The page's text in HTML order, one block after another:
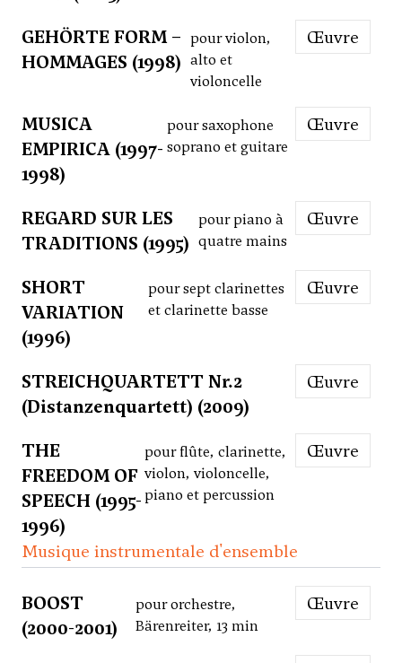
GEHÖRTE FORM –
HOMMAGES (1998)
pour violon,
alto et
violoncelle
Œuvre
MUSICA
EMPIRICA (1997-
1998)
pour saxophone
soprano et guitare
Œuvre
REGARD SUR LES
TRADITIONS (1995)
pour piano à
quatre mains
Œuvre
SHORT
VARIATION
(1996)
pour sept clarinettes
et clarinette basse
Œuvre
STREICHQUARTETT Nr.2
(Distanzenquartett) (2009)
Œuvre
THE
FREEDOM OF
SPEECH (1995-
1996)
pour flûte, clarinette,
violon, violoncelle,
piano et percussion
Œuvre
Musique instrumentale d'ensemble
BOOST
(2000-2001)
pour orchestre,
Bärenreiter, 13 min
Œuvre